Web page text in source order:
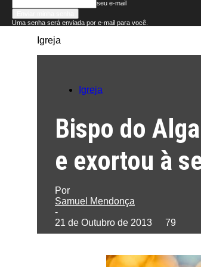
seu e-mail
Uma senha será enviada por e-mail para você.
Igreja
Igreja
Bispo do
e exortou à
Por
Samuel Mendonça
-
21 de Outubro de 2013
79